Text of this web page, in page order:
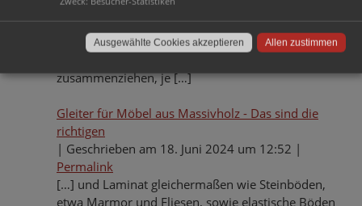
Permalink
nach dem Verlegen unter bestimmten
zusammenziehen, je […]
Gleiter für Möbel aus Massivholz - Das sind die
richtigen
| Geschrieben am 18. Juni 2024 um 12:52 |
Permalink
[…] und Laminat gleichermaßen wie Steinböden,
etwa Marmor und Fliesen, sowie elastische Böden
Allen zustimmen
Ausgewählte Cookies akzeptieren